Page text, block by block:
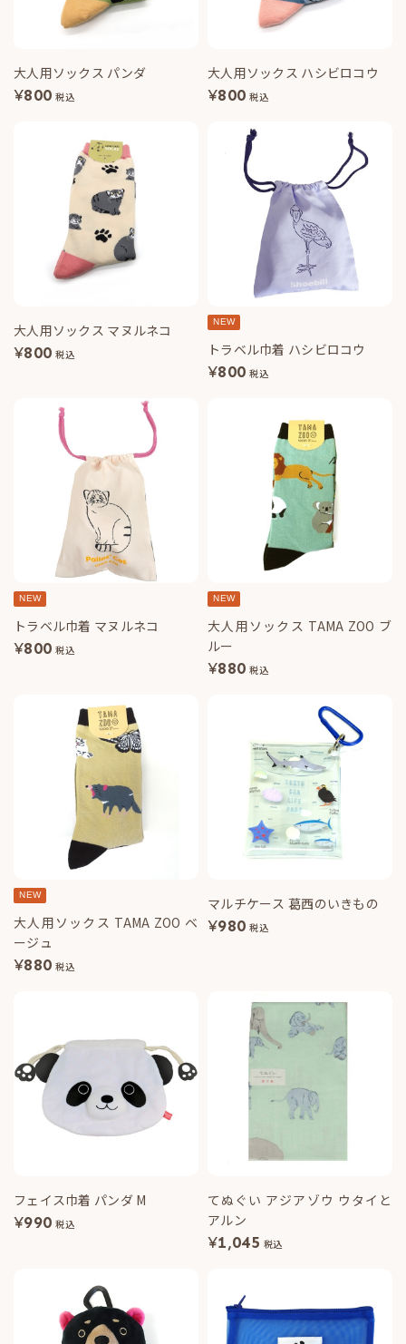
大人用ソックス パンダ
¥800 税込
大人用ソックス ハシビロコウ
¥800 税込
大人用ソックス マヌルネコ
¥800 税込
NEW
トラベル巾着 ハシビロコウ
¥800 税込
NEW
トラベル巾着 マヌルネコ
¥800 税込
NEW
大人用ソックス TAMA ZOO ブ
ルー
¥880 税込
NEW
大人用ソックス TAMA ZOO ベ
ージュ
¥880 税込
マルチケース 葛西のいきもの
¥980 税込
フェイス巾着 パンダ M
¥990 税込
てぬぐい アジアゾウ ウタイと
アルン
¥1,045 税込